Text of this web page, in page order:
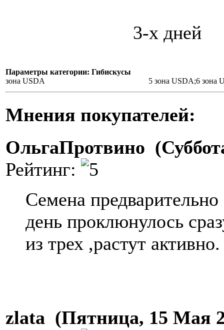
3-х дней
Параметры категории: Гибискусы
зона USDA
5 зона USDA;6 зона
Мнения покупателей:
ОльгаПротвино
Рейтинг:
Семена
день проклюнулось
из трех ,растут активно.
zlata (Пятница, 15 Мая